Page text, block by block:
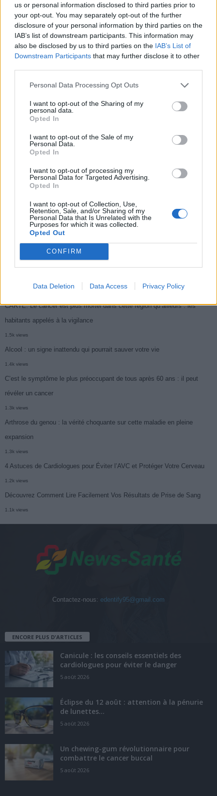
us or personal information disclosed to third parties prior to
your opt-out. You may separately opt-out of the further
disclosure of your personal information by third parties on the
IAB’s list of downstream participants. This information may
also be disclosed by us to third parties on the IAB’s List of
Downstream Participants that may further disclose it to other
Personal Data Processing Opt Outs
I want to opt-out of the Sharing of my
personal data.
Opted In
I want to opt-out of the Sale of my
Personal Data.
Opted In
I want to opt-out of processing my
Personal Data for Targeted Advertising.
Opted In
I want to opt-out of Collection, Use,
Retention, Sale, and/or Sharing of my
Personal Data that Is Unrelated with the
Purposes for which it was collected.
Opted Out
CONFIRM
Data Deletion Data Access Privacy Policy
Santé Santé
Éclipse du 12 août :
Santé
Populaires
Ce cancer mortel explose chez les personnes nées après 1980 : le
symptôme à repérer
Je suis cardiologue et voici le seul chocolat que je valide : c’est le
meilleur pour le cœur
1.8k views
CARTE. Le cancer est plus mortel dans cette région qu’ailleurs : les
habitants appelés à la vigilance
1.5k views
Alcool : un signe inattendu qui pourrait sauver votre vie
1.4k views
C’est le symptôme le plus préoccupant de tous après 60 ans : il peut
révéler un cancer
1.3k views
Arthrose du genou : la vérité choquante sur cette maladie en pleine
expansion
1.3k views
4 Astuces de Cardiologues pour Éviter l’AVC et Protéger Votre Cerveau
1.2k views
Découvrez Comment Lire Facilement Vos Résultats de Prise de Sang
1.1k views
Contactez-nous: edentify95@gmail.com
ENCORE PLUS D'ARTICLES
Canicule : les conseils essentiels des
cardiologues pour éviter le danger
5 août 2026
Éclipse du 12 août : attention à la pénurie
de lunettes...
5 août 2026
Un chewing-gum révolutionnaire pour
combattre le cancer buccal
5 août 2026